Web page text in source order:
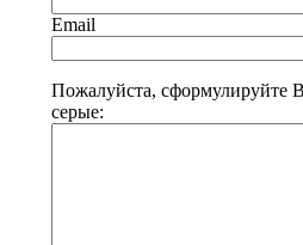
Email
Пожалуйста, сформулируйте
серые: